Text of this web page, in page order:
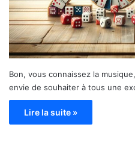
Bon, vous connaissez la
envie de souhaiter à tous une
Lire la suite »